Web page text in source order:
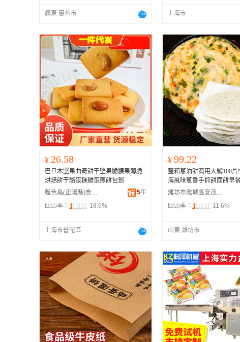
廣東 惠州市 上海市
¥ 26.58
巴旦木堅果曲奇餅干堅果脆腰果薄脆
烘焙餅干酪蛋糕雞蛋煎餅包郵
藍色鳥(正陽縣)食品店
5年
回頭率：
18.6%
上海市普陀區
¥ 99.22
整箱蔥油餅商用大號100片
海風味蔥香手抓餅面餅早
濰坊市濰城區安茂商貿中心
回頭率：
11.6%
山東 濰坊市